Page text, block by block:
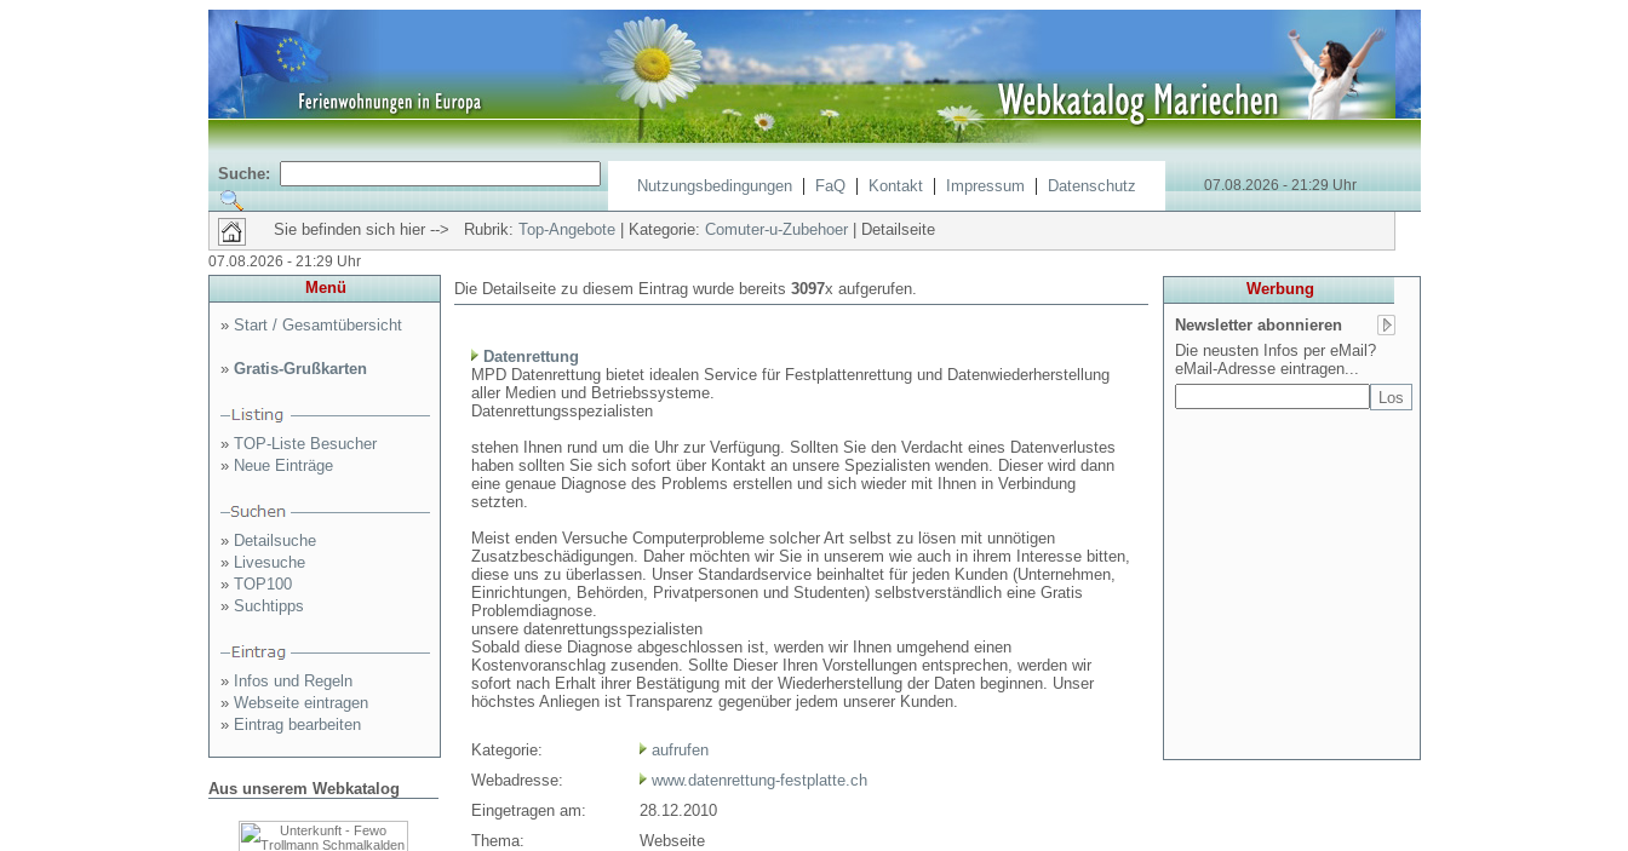
Suche:
Nutzungsbedingungen| FaQ| Kontakt| Impressum | Datenschutz 07.08.2026 - 21:29 Uhr
Sie befinden sich hier --> Rubrik: Top-Angebote| Kategorie: Comuter-u-Zubehoer| Detailseite
07.08.2026 - 21:29 Uhr
Menü
» Start / Gesamtübersicht
» Gratis-Grußkarten
» TOP-Liste Besucher
» Neue Einträge
» Detailsuche
» Livesuche
» TOP100
» Suchtipps
»
Infos und Regeln
» Webseite eintragen
» Eintrag bearbeiten
Aus unserem Webkatalog
Die Detailseite zu diesem Eintrag wurde bereits 3097x aufgerufen.
Datenrettung
MPD Datenrettung bietet idealen Service für Festplattenrettung und Datenwiederherstellung
aller Medien und Betriebssysteme.
Datenrettungsspezialisten
stehen Ihnen rund um die Uhr zur Verfügung. Sollten Sie den Verdacht eines Datenverlustes
haben sollten Sie sich sofort über Kontakt an unsere Spezialisten wenden. Dieser wird dann
eine genaue Diagnose des Problems erstellen und sich wieder mit Ihnen in Verbindung
setzten.
Meist enden Versuche Computerprobleme solcher Art selbst zu lösen mit unnötigen
Zusatzbeschädigungen. Daher möchten wir Sie in unserem wie auch in ihrem Interesse bitten,
diese uns zu überlassen. Unser Standardservice beinhaltet für jeden Kunden (Unternehmen,
Einrichtungen, Behörden, Privatpersonen und Studenten) selbstverständlich eine Gratis
Problemdiagnose.
unsere datenrettungsspezialisten
Sobald diese Diagnose abgeschlossen ist, werden wir Ihnen umgehend einen
Kostenvoranschlag zusenden. Sollte Dieser Ihren Vorstellungen entsprechen, werden wir
sofort nach Erhalt ihrer Bestätigung mit der Wiederherstellung der Daten beginnen. Unser
höchstes Anliegen ist Transparenz gegenüber jedem unserer Kunden.
Kategorie:
aufrufen
Webadresse:
www.datenrettung-festplatte.ch
Eingetragen am:
28.12.2010
Thema:
Webseite
Werbung
Newsletter abonnieren
Die neusten Infos per eMail?
eMail-Adresse eintragen...